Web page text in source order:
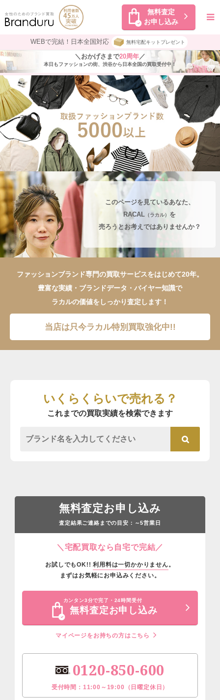
無料査定
お申し込み
WEBで完結！日本全国対応 無料宅配キットプレゼント
＼おかげさまで20周年／
本日もファッションの街、渋谷から日本全国の買取受付中！
このページを見ているあなた、
RACAL （ラカル） を
売ろうとお考えではありませんか？
ファッションブランド専門の買取サービスをはじめて20年。
豊富な実績・ブランドデータ・バイヤー知識で
ラカルの価値をしっかり査定します！
当店は只今ラカル特別買取強化中!!
いくらくらいで売れる？
これまでの買取実績を検索できます
無料査定お申し込み
査定結果ご連絡までの目安： ～5営業日
＼宅配買取なら自宅で完結／
お試しでもOK!!利用料は一切かかりません。
まずはお気軽にお申込みください。
カンタン3分で完了・24時間受付
無料査定お申し込み
マイページをお持ちの方はこちら
0120-850-600
受付時間：11:00～19:00（日曜定休日）